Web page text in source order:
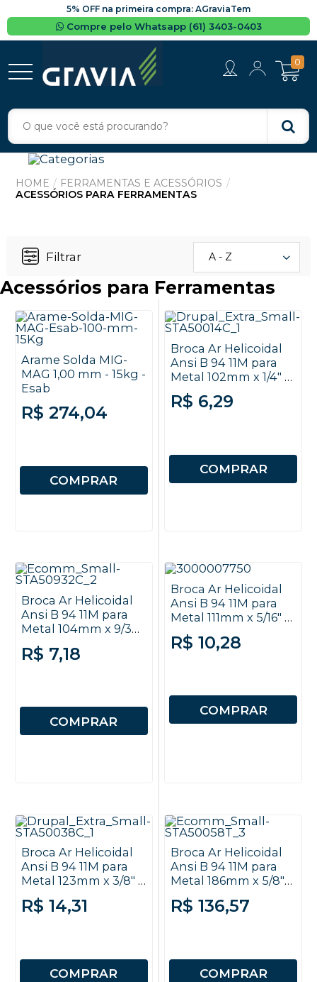
5% OFF na primeira compra: AGraviaTem
Compre pelo Whatsapp (61) 3403-0403
0
FERRAMENTAS E ACESSÓRIOS
ACESSÓRIOS PARA FERRAMENTAS
Filtrar A - Z
Acessórios para Ferramentas
Arame Solda MIG-
MAG 1,00 mm - 15kg -
Esab
R$ 274,04
COMPRAR
Broca Ar Helicoidal
Ansi B 94 11M para
Metal 102mm x 1/4" -
Autosserviço -
Stanley
R$ 6,29
COMPRAR
Broca Ar Helicoidal
Ansi B 94 11M para
Metal 104mm x 9/32"
- Autosserviço -
Stanley
R$ 7,18
COMPRAR
Broca Ar Helicoidal
Ansi B 94 11M para
Metal 111mm x 5/16" -
Autosserviço -
Stanley
R$ 10,28
COMPRAR
Broca Ar Helicoidal
Ansi B 94 11M para
Metal 123mm x 3/8" -
Autosserviço -
Stanley
R$ 14,31
COMPRAR
Broca Ar Helicoidal
Ansi B 94 11M para
Metal 186mm x 5/8"
Tubo Unitário -
Stanley
R$ 136,57
COMPRAR